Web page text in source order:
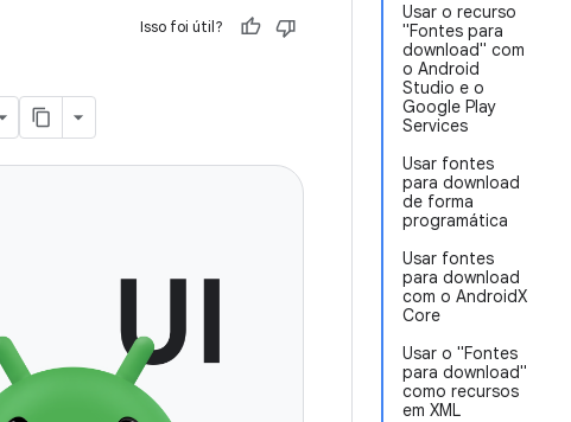
Usar o recurso
"Fontes para
download" com
o Android
Studio e o
Google Play
Services
Usar fontes
para download
de forma
programática
Usar fontes
para download
com o AndroidX
Core
Usar o "Fontes
para download"
como recursos
em XML
Isso foi útil?